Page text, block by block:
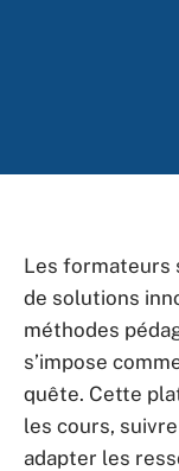
Les formateurs
de solutions
méthodes
s’impose
quête. Cette
les cours,
adapter les